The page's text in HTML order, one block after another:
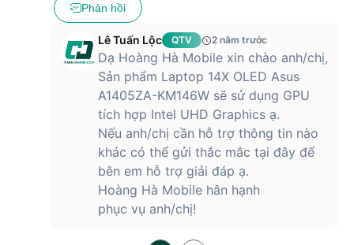
Phản hồi
Lê Tuấn Lộc QTV 2 năm trước
Dạ Hoàng Hà Mobile xin chào anh/chị,
Sản phẩm Laptop 14X OLED Asus
A1405ZA-KM146W sẽ sử dụng GPU
tích hợp Intel UHD Graphics ạ.
Nếu anh/chị cần hỗ trợ thông tin nào
khác có thể gửi thắc mắc tại đây để
bên em hỗ trợ giải đáp ạ.
Hoàng Hà Mobile hân hạnh
phục vụ anh/chị!